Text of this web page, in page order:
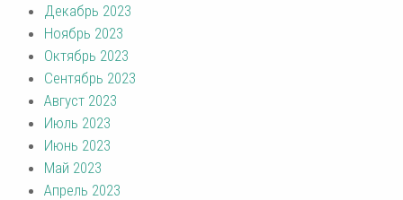
Декабрь 2023
Ноябрь 2023
Октябрь 2023
Сентябрь 2023
Август 2023
Июль 2023
Июнь 2023
Май 2023
Апрель 2023